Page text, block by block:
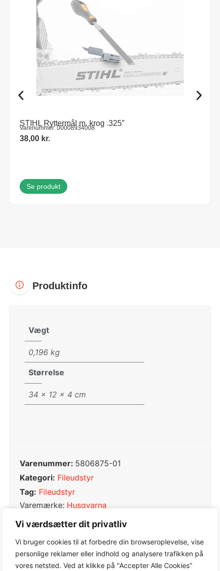
Vi værdsætter dit privatliv
Vi bruger cookies til at forbedre din browseroplevelse, vise
personlige reklamer eller indhold og analysere trafikken på
vores netsted. Ved at klikke på "Accepter Alle Cookies"
STIHL Ryttermål m. krog .325″
Varenummer: 00008934008
38,00 kr.
Se produkt
Produktinfo
Vægt
0,196 kg
Størrelse
34 × 12 × 4 cm
Varenummer: 5806875-01
Kategori: Fileudstyr
Tag: Fileudstyr
Varemærke: Husqvarna